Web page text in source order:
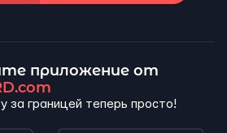
приложение от
за границей теперь просто!